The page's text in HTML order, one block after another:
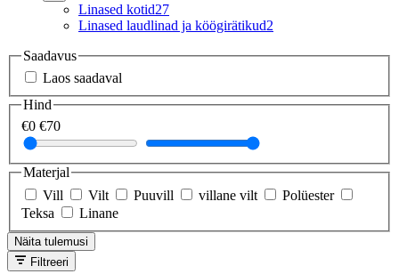
Linased kotid27
Linased laudlinad ja köögirätikud2
Saadavus
Laos saadaval
Hind
€0 €70
Materjal
Vill
Vilt Puuvill villane vilt
Polüester
Teksa
Linane
Näita tulemusi
Filtreeri